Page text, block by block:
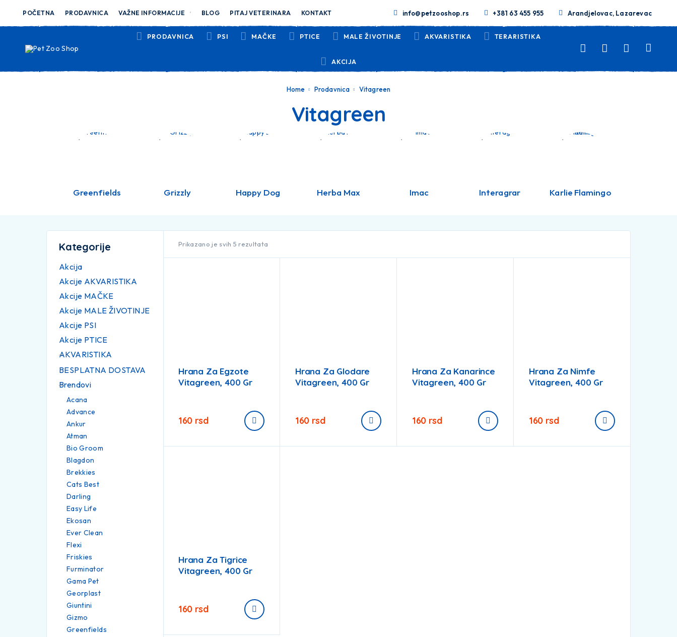
POČETNA PRODAVNICA VAŽNE INFORMACIJE BLOG PITAJ VETERINARA KONTAKT info@petzooshop.rs +381 63 455 955 Arandjelovac, Lazarevac
PRODAVNICA PSI MAČKE PTICE MALE ŽIVOTINJE AKVARISTIKA TERARISTIKA
AKCIJA
Home Prodavnica Vitagreen
Vitagreen
Greenfields Grizzly Happy Dog Herba Max Imac Interagrar Karlie Flamingo
Kategorije
Akcija
Akcije AKVARISTIKA
Akcije MAČKE
Akcije MALE ŽIVOTINJE
Akcije PSI
Akcije PTICE
AKVARISTIKA
BESPLATNA DOSTAVA
Brendovi
Acana
Advance
Ankur
Atman
Bio Groom
Blagdon
Brekkies
Cats Best
Darling
Easy Life
Ekosan
Ever Clean
Flexi
Friskies
Furminator
Gama Pet
Georplast
Giuntini
Gizmo
Greenfields
Prikazano je svih 5 rezultata
Hrana Za Egzote
Vitagreen, 400 Gr
160 rsd
Hrana Za Glodare
Vitagreen, 400 Gr
160 rsd
Hrana Za Kanarince
Vitagreen, 400 Gr
160 rsd
Hrana Za Nimfe
Vitagreen, 400 Gr
160 rsd
Hrana Za Tigrice
Vitagreen, 400 Gr
160 rsd